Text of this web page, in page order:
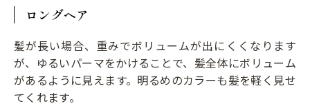
ロングヘア
髪が長い場合、重みでボリュームが出にくくなります
が、ゆるいパーマをかけることで、髪全体にボリューム
があるように見えます。明るめのカラーも髪を軽く見せ
てくれます。